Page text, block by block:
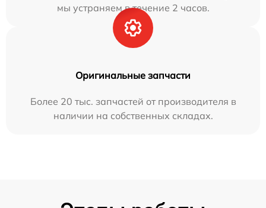
мы устраняем в течение 2 часов.
Оригинальные запчасти
Более 20 тыс. запчастей от производителя в
наличии на собственных складах.